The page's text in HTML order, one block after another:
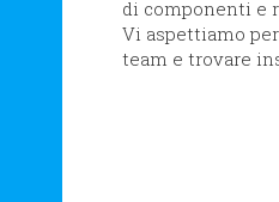
di componenti e
Vi aspettiamo
team e trovare